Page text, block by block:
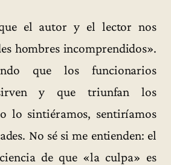
el autor y el lector nos
hombres incomprendidos».
que los funcionarios
y que triunfan los
lo sintiéramos, sentiríamos
No sé si me entienden: el
de que «la culpa» es